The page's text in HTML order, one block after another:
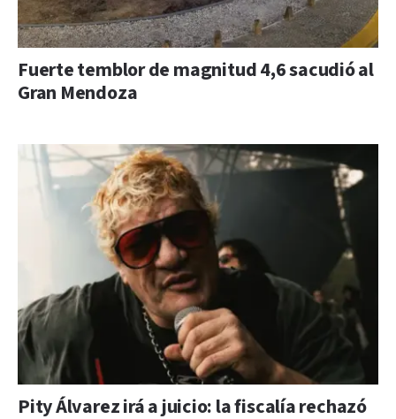
Fuerte temblor de magnitud 4,6 sacudió al
Gran Mendoza
Pity Álvarez irá a juicio: la fiscalía rechazó